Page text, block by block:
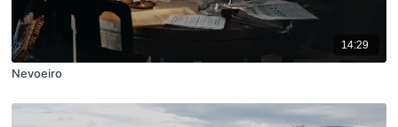
14:29
Nevoeiro